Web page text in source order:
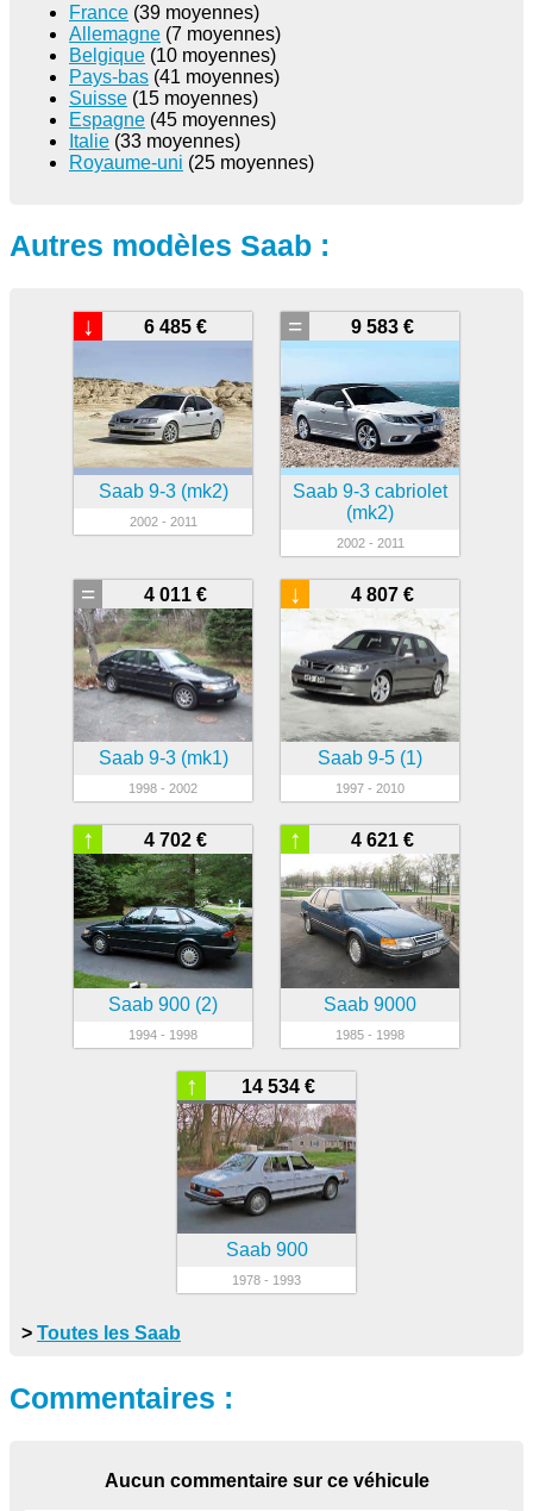
France (39 moyennes)
Allemagne (7 moyennes)
Belgique (10 moyennes)
Pays-bas (41 moyennes)
Suisse (15 moyennes)
Espagne (45 moyennes)
Italie (33 moyennes)
Royaume-uni (25 moyennes)
Autres modèles Saab :
6 485 €
↓
Saab 9-3 (mk2)
2002 - 2011
9 583 €
=
Saab 9-3 cabriolet
(mk2)
2002 - 2011
4 011 €
=
Saab 9-3 (mk1)
1998 - 2002
4 807 €
↓
Saab 9-5 (1)
1997 - 2010
4 702 €
↑
Saab 900 (2)
1994 - 1998
4 621 €
↑
Saab 9000
1985 - 1998
14 534 €
↑
Saab 900
1978 - 1993
> Toutes les Saab
Commentaires :
Aucun commentaire sur ce véhicule